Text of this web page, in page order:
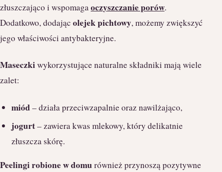
złuszczająco i wspomagaoczyszczanie porów.
Dodatkowo, dodając olejek pichtowy, możemy zwiększyć
jego właściwości antybakteryjne.
Maseczkiwykorzystujące naturalne składniki mają wiele
zalet:
miód – działa przeciwzapalnie oraz nawilżająco,
jogurt– zawiera kwas mlekowy, który delikatnie
złuszcza skórę.
Peelingi robione w domurównież przynoszą pozytywne